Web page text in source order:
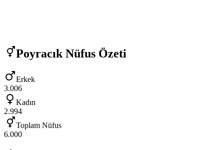
Poyracık Nüfus Özeti
Erkek
3.006
Kadın
2.994
Toplam Nüfus
6.000